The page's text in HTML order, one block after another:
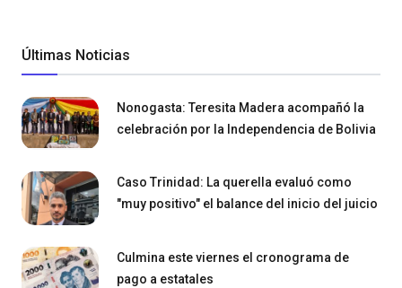
Últimas Noticias
Nonogasta: Teresita Madera acompañó la
celebración por la Independencia de Bolivia
Caso Trinidad: La querella evaluó como
"muy positivo" el balance del inicio del juicio
Culmina este viernes el cronograma de
pago a estatales